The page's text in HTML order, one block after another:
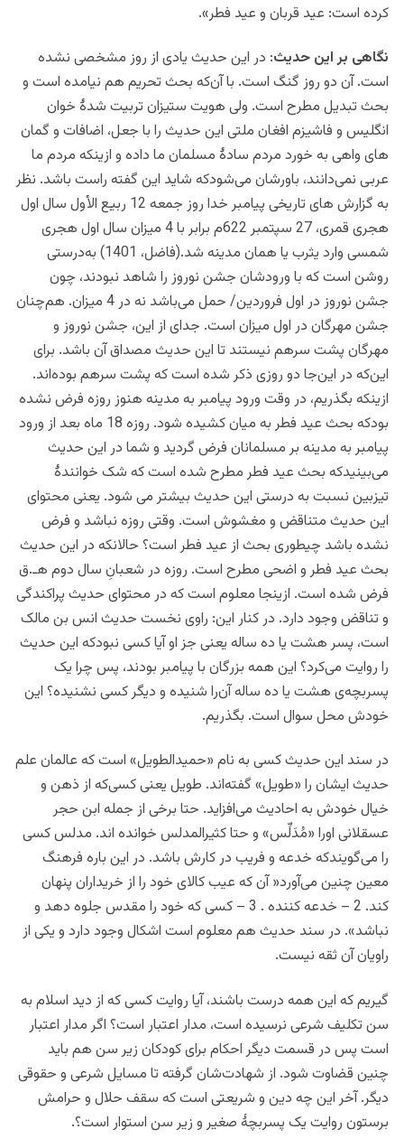
کرده است: عید قربان و عید فطر».
نگاهی بر این حدیث: در این حدیث یادی از روز مشخصی نشده
است. آن دو روز گنگ است. با آن‌که بحث تحریم هم نیامده است و
بحث تبدیل مطرح است. ولی هویت ستیزان تربیت شدۀ خوان
انگلیس و فاشیزم افغان ملتی این حدیث را با جعل، اضافات و گمان
های واهی به خورد مردم سادۀ مسلمان ما داده و ازینکه مردم ما
عربی نمی‌دانند، باورشان می‌شودکه شاید این گفته راست باشد. نظر
به گزارش های تاریخی پیامبر خدا روز جمعه 12 ربیع الأول سال اول
هجری قمری، 27 سپتمبر 622م برابر با 4 میزان سال اول هجری
شمسی وارد یثرب یا همان مدینه شد.(فاضل، 1401) به‌درستی
روشن است که با ورودشان جشن نوروز را شاهد نبودند، چون
جشن نوروز در اول فروردین/ حمل می‌باشد نه در 4 میزان. هم‌چنان
جشن مهرگان در اول میزان است. جدای از این، جشن نوروز و
مهرگان پشت سرهم نیستند تا این حدیث مصداق آن باشد. برای
این‌که در این‌جا دو روزی ذکر شده است که پشت سرهم بوده‌اند.
ازینکه بگذریم، در وقت ورود پیامبر به مدینه هنوز روزه فرض نشده
بودکه بحث عید فطر به میان کشیده شود. روزه 18 ماه بعد از ورود
پیامبر به مدینه بر مسلمانان فرض گردید و شما در این حدیث
می‌بینیدکه بحث عید فطر مطرح شده است که شک خوانندۀ
تیزبین نسبت به درستی این حدیث بیشتر می شود. یعنی محتوای
این حدیث متناقض و مغشوش است. وقتی روزه نباشد و فرض
نشده باشد چیطوری بحث از عید فطر است؟ حالانکه در این حدیث
بحث عید فطر و اضحی مطرح است. روزه در شعبانِ سال دوم هـ.ق
فرض شده است. ازینجا معلوم است که در محتوای حدیث پراکندگی
و تناقض وجود دارد. در کنار این: راوی نخست حدیث انس بن مالک
است، پسر هشت یا ده ساله یعنی جز او آیا کسی نبودکه این حدیث
را روایت می‌کرد؟ این همه بزرگان با پیامبر بودند، پس چرا یک
پسربچه‌ی هشت یا ده ساله آن‌را شنیده و دیگر کسی نشنیده؟ این
خودش محل سوال است. بگذریم.
در سند این حدیث کسی به نام «حمیدالطویل» است که عالمان علم
حدیث ایشان را «طویل» گفته‌اند. طویل یعنی کسی‌که از ذهن و
خیال خودش به احادیث می‌افزاید. حتا برخی از جمله ابن حجر
عسقلانی اورا «مُدَلِّس» و حتا کثیرالمدلس خوانده اند. مدلس کسی
را می‌گویندکه خدعه و فریب در کارش باشد. در این باره فرهنگ
معین چنین می‌آورد«آن که عیب کالای خود را از خریداران پنهان
کند. 2 – خدعه کننده . 3 – کسی که خود را مقدس جلوه دهد و
نباشد». در سند حدیث هم معلوم است اشکال وجود دارد و یکی از
راویان آن ثقه نیست.
گیریم که این همه درست باشند، آیا روایت کسی که از دید اسلام به
سن تکلیف شرعی نرسیده است، مدار اعتبار است؟ اگر مدار اعتبار
است پس در قسمت دیگر احکام برای کودکان زیر سن هم باید
چنین قضاوت شود. از شهادت‌شان گرفته تا مسایل شرعی و حقوقی
دیگر. آخر این چه دین و شریعتی است که سقف حلال و حرامش
برستون روایت یک پسربچۀ صغیر و زیر سن استوار است؟.